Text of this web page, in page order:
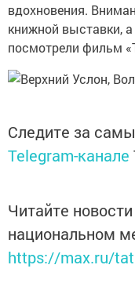
вдохновения.
книжной выставки,
посмотрели фильм
Следите за
Telegram-канале
Читайте
национальном
https://max.ru/